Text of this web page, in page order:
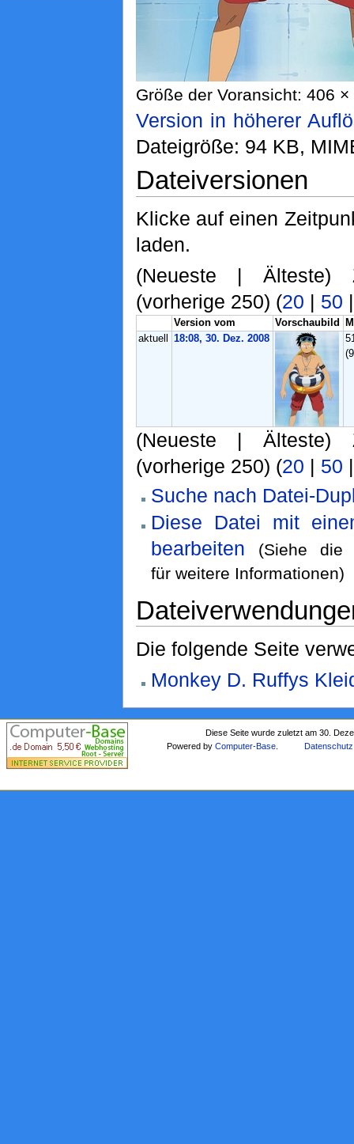
Größe der Voransicht: 406
Version in höherer
Dateigröße: 94 KB,
Dateiversionen
Klicke auf einen
laden.
(Neueste | Älteste)
(vorherige 250) (20 | 50
Version vom Vorschaubild
aktuell
18:08, 30. Dez. 2008
(Neueste | Älteste)
(vorherige 250) (20 | 50
Suche nach Datei-
Diese Datei mit
bearbeiten
(Siehe
für weitere Informationen)
Die folgende Seite
Monkey D. Ruffys
Diese Seite wurde zuletzt am 30.
Powered byComputer-Base Datenschutz